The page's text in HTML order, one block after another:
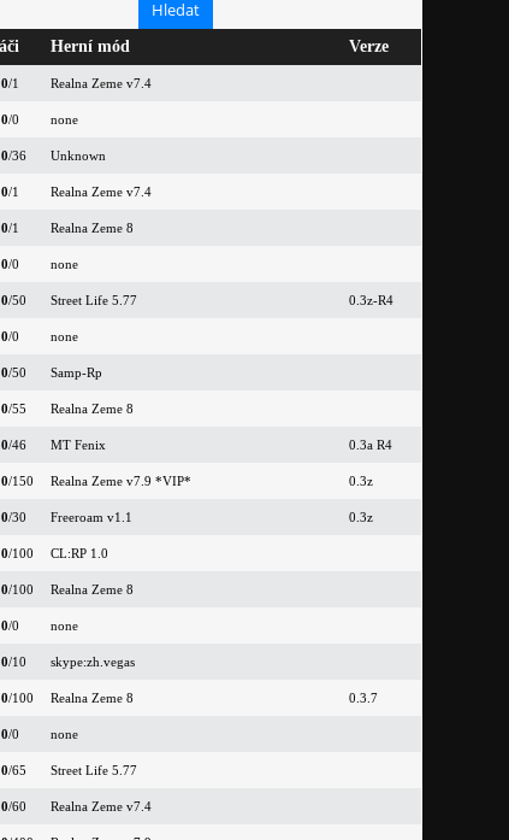
Herní mód Verze
0/1 Realna Zeme v7.4
0/0
none
0/36 Unknown
0/1 Realna Zeme v7.4
0/1 Realna Zeme 8
0/0 none
0/50 Street Life 5.77 0.3z-R4
0/0 none
0/50 Samp-Rp
0/55 Realna Zeme 8
0/46 MT Fenix 0.3a R4
0/150 Realna Zeme v7.9 *VIP* 0.3z
0/30 Freeroam v1.1 0.3z
0/100 CL:RP 1.0
0/100 Realna Zeme 8
0/0 none
0/10 skype:zh.vegas
0/100 Realna Zeme 8 0.3.7
0/0 none
0/65 Street Life 5.77
0/60 Realna Zeme v7.4